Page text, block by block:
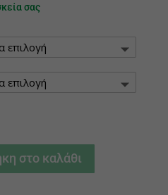
σας
στο καλάθι